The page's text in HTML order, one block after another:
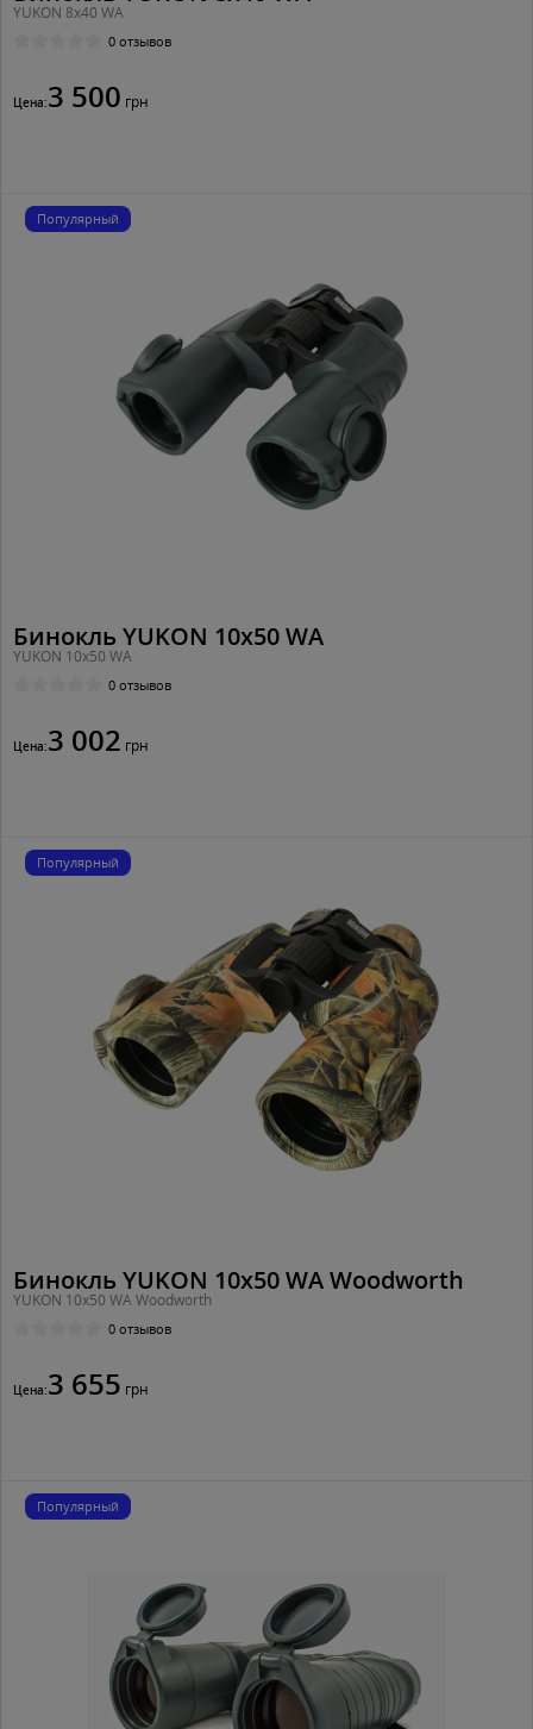
YUKON 8x40 WA
0 отзывов
Цена:3 500 грн
Популярный
Бинокль YUKON 10x50 WA
YUKON 10x50 WA
0 отзывов
Цена:3 002 грн
Популярный
Бинокль YUKON 10x50 WA Woodworth
YUKON 10x50 WA Woodworth
0 отзывов
Цена:3 655 грн
Популярный